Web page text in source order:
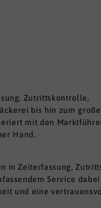
Zutrittskontrolle,
bis hin zum
mit den
Hand.
in Zeiterfassung,
Service
und eine